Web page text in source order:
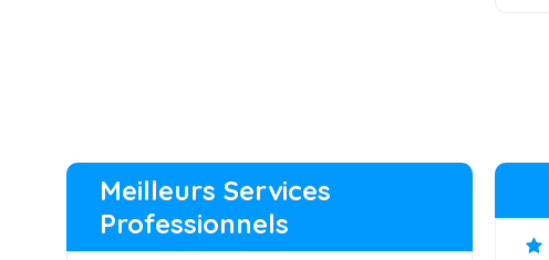
Meilleurs Services
Professionnels